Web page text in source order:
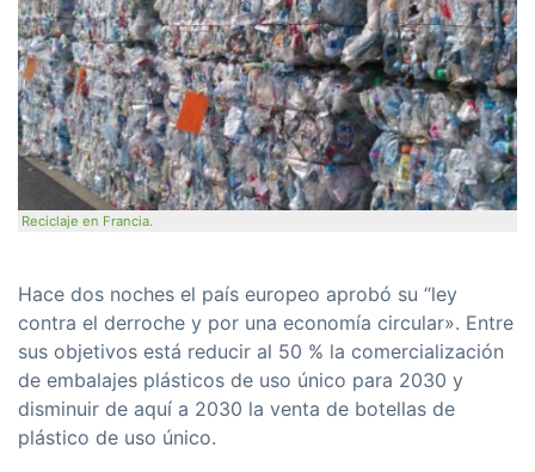
Reciclaje en Francia.
Hace dos noches el país europeo aprobó su “ley
contra el derroche y por una economía circular». Entre
sus objetivos está reducir al 50 % la comercialización
de embalajes plásticos de uso único para 2030 y
disminuir de aquí a 2030 la venta de botellas de
plástico de uso único.